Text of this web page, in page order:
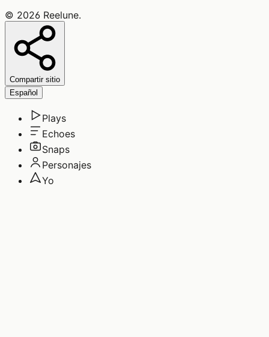
© 2026 Reelune.
Compartir sitio
Español
Plays
Echoes
Snaps
Personajes
Yo